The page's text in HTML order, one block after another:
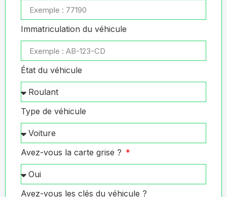
Immatriculation du véhicule
État du véhicule
Type de véhicule
Avez-vous la carte grise ?
Avez-vous les clés du véhicule ?